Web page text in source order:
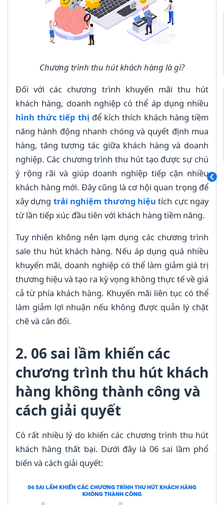
Chương trình thu hút khách hàng là gì?
Đối với các chương trình khuyến mãi thu hút
khách hàng, doanh nghiệp có thể áp dụng nhiều
hình thức tiếp thị để kích thích khách hàng tiềm
năng hành động nhanh chóng và quyết định mua
hàng, tăng tương tác giữa khách hàng và doanh
nghiệp. Các chương trình thu hút tạo được sự chú
ý rộng rãi và giúp doanh nghiệp tiếp cận nhiều
khách hàng mới. Đây cũng là cơ hội quan trọng để
xây dựng trải nghiệm thương hiệu tích cực ngay
từ lần tiếp xúc đầu tiên với khách hàng tiềm năng.
Tuy nhiên không nên lạm dụng các chương trình
sale thu hút khách hàng. Nếu áp dụng quá nhiều
khuyến mãi, doanh nghiệp có thể làm giảm giá trị
thương hiệu và tạo ra kỳ vọng không thực tế về giá
cả từ phía khách hàng. Khuyến mãi liên tục có thể
làm giảm lợi nhuận nếu không được quản lý chặt
chẽ và cân đối.
2. 06 sai lầm khiến các
chương trình thu hút khách
hàng không thành công và
cách giải quyết
Có rất nhiều lý do khiến các chương trình thu hút
khách hàng thất bại. Dưới đây là 06 sai lầm phổ
biến và cách giải quyết: